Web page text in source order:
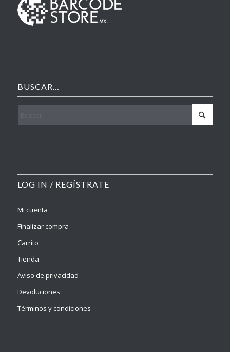
BUSCAR…
LOG IN / REGÍSTRATE
Mi cuenta
Finalizar compra
Carrito
Tienda
Aviso de privacidad
Devoluciones
Términos y condiciones